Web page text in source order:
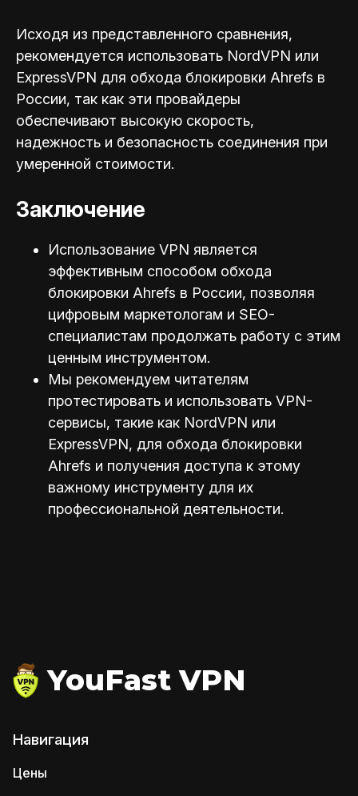
Исходя из представленного сравнения,
рекомендуется использовать NordVPN или
ExpressVPN для обхода блокировки Ahrefs в
России, так как эти провайдеры
обеспечивают высокую скорость,
надежность и безопасность соединения при
умеренной стоимости.
Заключение
Использование VPN является
эффективным способом обхода
блокировки Ahrefs в России, позволяя
цифровым маркетологам и SEO-
специалистам продолжать работу с этим
ценным инструментом.
Мы рекомендуем читателям
протестировать и использовать VPN-
сервисы, такие как NordVPN или
ExpressVPN, для обхода блокировки
Ahrefs и получения доступа к этому
важному инструменту для их
профессиональной деятельности.
YouFast VPN
Навигация
Цены